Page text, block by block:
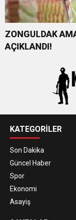
ZONGULDAK
AÇIKLANDI!
KATEGORİLER
Son Dakika
Güncel Haber
Spor
Ekonomi
Asayiş